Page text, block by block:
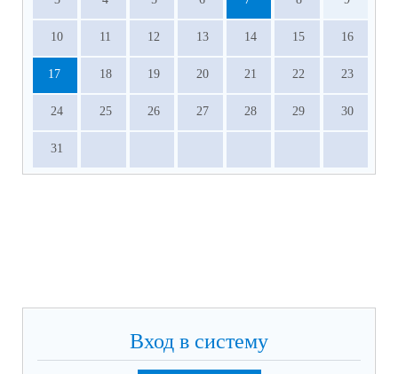
10 11 12 13 14 15 16
17 18 19 20 21 22 23
24 25 26 27 28 29 30
31
Вход в систему